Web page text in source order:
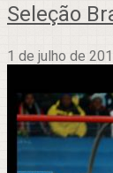
Seleção
1 de julho de